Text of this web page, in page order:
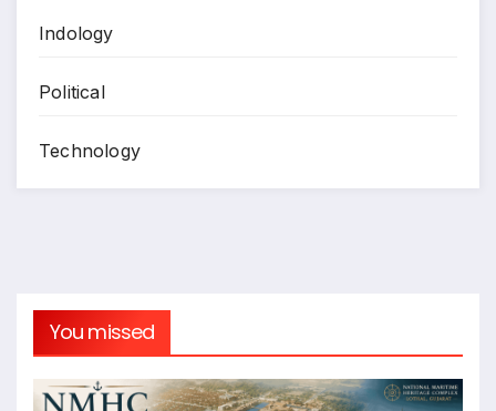
Indology
Political
Technology
You missed